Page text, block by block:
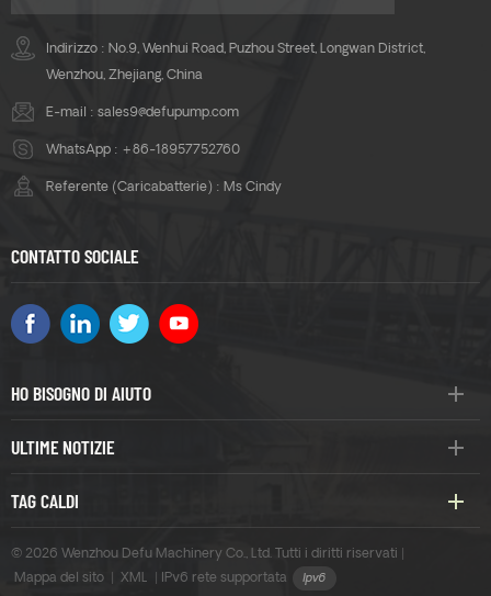
Indirizzo : No.9, Wenhui Road, Puzhou Street, Longwan District,
Wenzhou, Zhejiang, China
E-mail : sales9@defupump.com
WhatsApp : +86-18957752760
Referente (Caricabatterie) : Ms Cindy
CONTATTO SOCIALE
HO BISOGNO DI AIUTO
ULTIME NOTIZIE
TAG CALDI
© 2026 Wenzhou Defu Machinery Co., Ltd. Tutti i diritti riservati |
Mappa del sito
XML IPv6 rete supportata